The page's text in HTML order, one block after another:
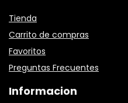
Tienda
Carrito de compras
Favoritos
Preguntas Frecuentes
Informacion